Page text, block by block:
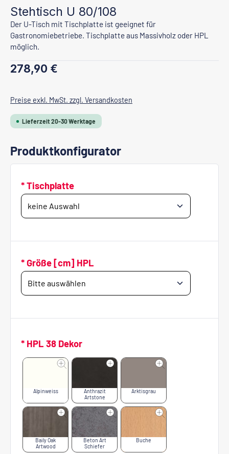
Stehtisch U 80/108
Der U-Tisch mit Tischplatte ist geeignet für
Gastronomiebetriebe. Tischplatte aus Massivholz oder HPL
möglich.
Regulärer Preis:
278,90 €
Preise exkl. MwSt. zzgl. Versandkosten
Lieferzeit 20-30 Werktage
Produktkonfigurator
* Tischplatte
* Größe [cm] HPL
* HPL 38 Dekor
Alpinweiss
Anthrazit
Artstone
Arktisgrau
Baily Oak
Artwood
Beton Art
Schiefer
Buche